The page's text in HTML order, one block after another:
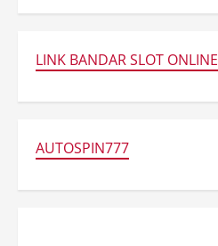
LINK BANDAR SLOT ONLINE
AUTOSPIN777